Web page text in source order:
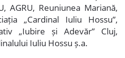
AGRU, Reuniunea Mariană,
„Cardinal Iuliu Hossu”,
„Iubire și Adevăr” Cluj,
Iuliu Hossu ș.a.